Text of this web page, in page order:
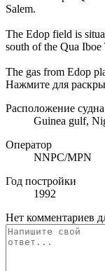
Salem.
The Edop field is
south of the Qua
The gas from Edop
Нажмите для
Расположение судна
Guinea gulf,
Оператор
NNPC/MPN
Год постройки
1992
Нет комментариев